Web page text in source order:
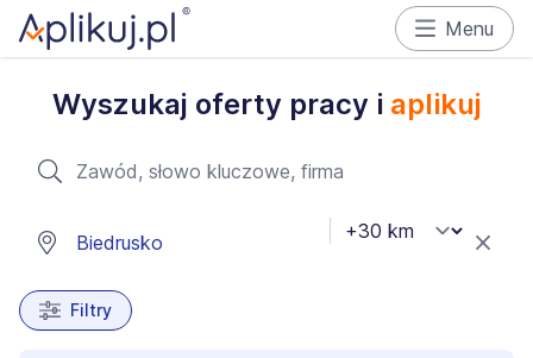
Menu
Wyszukaj oferty pracy i aplikuj
Filtry